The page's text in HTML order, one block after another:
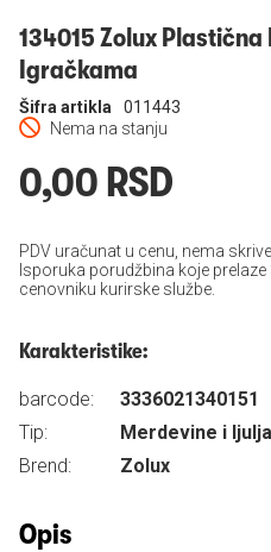
134015 Zolux Plastična
Igračkama
Nema na stanju
Šifra artikla 011443
0,00 RSD
PDV uračunat u cenu, nema
Isporuka porudžbina koje
cenovniku kurirske službe.
Karakteristike:
barcode:
3336021340151
Tip:
Merdevine i
Brend:
Zolux
Opis